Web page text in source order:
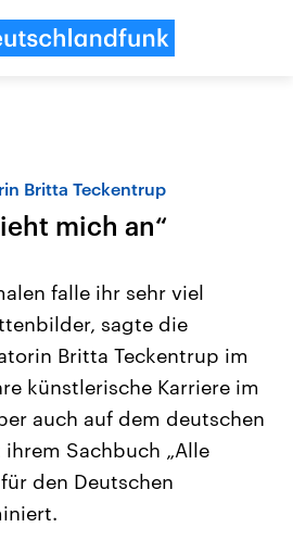
6.
aus
USA
Aktuelle Beiträge,
Hintergründe
Wirtschaftlich und
gehören die Vereinigten
den mächtigsten Ländern
mit großem Einfluss auf
Britta Teckentrup
mich an“
falle ihr sehr viel
sagte die
Britta Teckentrup im
künstlerische Karriere im
auch auf dem deutschen
Sachbuch „Alle
den Deutschen